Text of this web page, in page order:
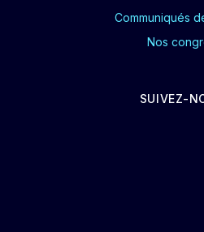
Communiqués
Nos
SUIVEZ-